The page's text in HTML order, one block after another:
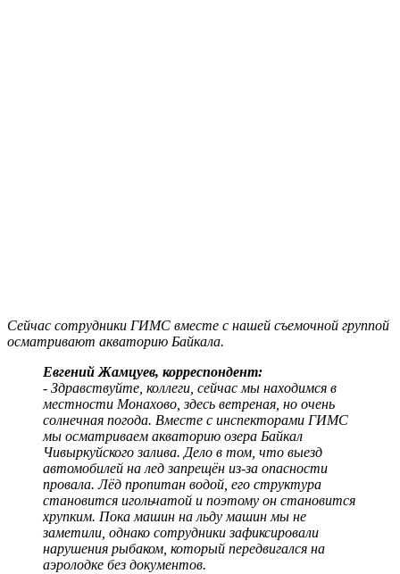
Сейчас сотрудники ГИМС вместе с нашей съемочной группой
осматривают акваторию Байкала.
Евгений Жамцуев, корреспондент:
- Здравствуйте, коллеги, сейчас мы находимся в
местности Монахово, здесь ветреная, но очень
солнечная погода. Вместе с инспекторами ГИМС
мы осматриваем акваторию озера Байкал
Чивыркуйского залива. Дело в том, что выезд
автомобилей на лед запрещён из-за опасности
провала. Лёд пропитан водой, его структура
становится игольчатой и поэтому он становится
хрупким. Пока машин на льду машин мы не
заметили, однако сотрудники зафиксировали
нарушения рыбаком, который передвигался на
аэролодке без документов.